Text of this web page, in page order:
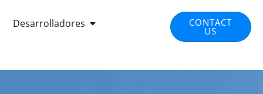
INTEGRATED SOLUTIONS
Desarrolladores OPEN DEVELOPERS CONTACT
US